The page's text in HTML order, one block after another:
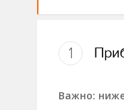
1
Важно: